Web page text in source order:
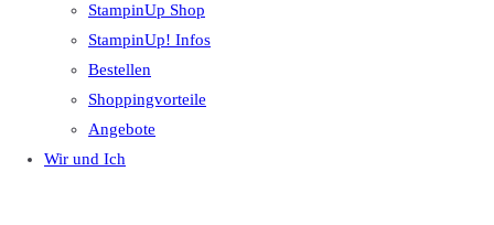
StampinUp Shop
StampinUp! Infos
Bestellen
Shoppingvorteile
Angebote
Wir und Ich